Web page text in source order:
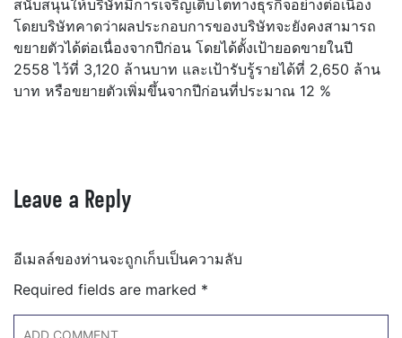
สนับสนุนให้บริษัทมีการเจริญเติบโตทางธุรกิจอย่างต่อเนื่อง
โดยบริษัทคาดว่าผลประกอบการของบริษัทจะยังคงสามารถ
ขยายตัวได้ต่อเนื่องจากปีก่อน โดยได้ตั้งเป้ายอดขายในปี
2558 ไว้ที่ 3,120 ล้านบาท และเป้ารับรู้รายได้ที่ 2,650 ล้าน
บาท หรือขยายตัวเพิ่มขึ้นจากปีก่อนที่ประมาณ 12 %
Leave a Reply
อีเมลล์ของท่านจะถูกเก็บเป็นความลับ
Required fields are marked *